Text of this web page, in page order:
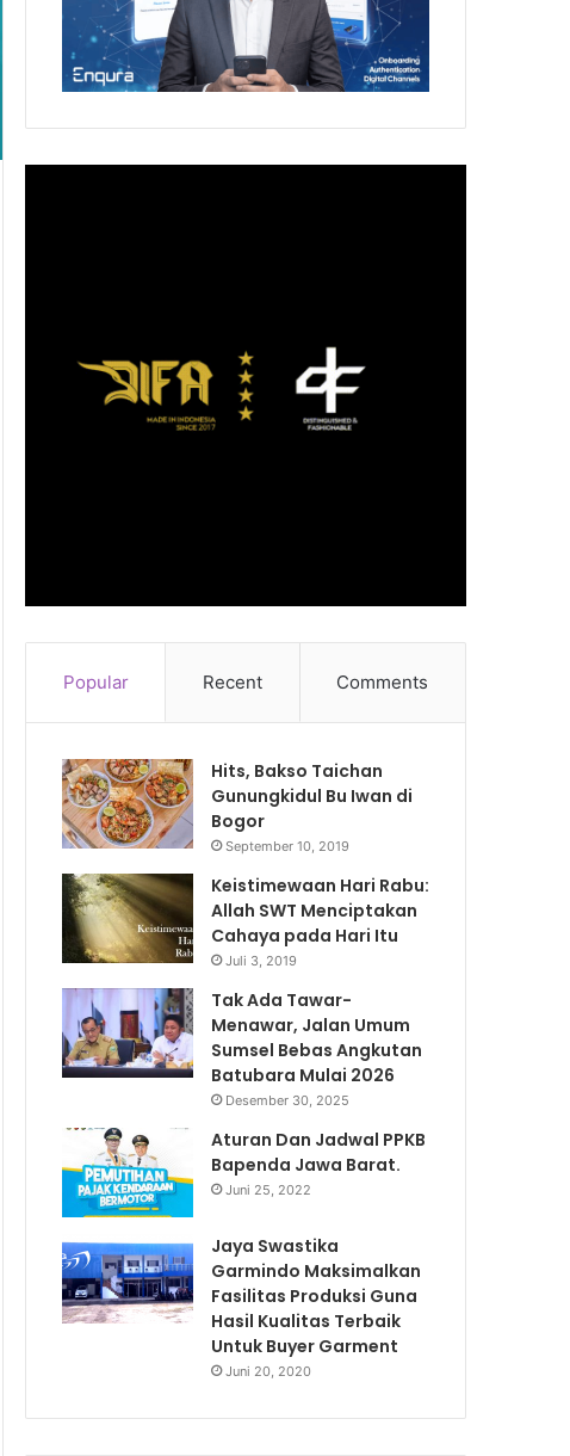
Popular Recent Comments
Hits, Bakso Taichan
Gunungkidul Bu Iwan di
Bogor
September 10, 2019
Keistimewaan Hari Rabu:
Allah SWT Menciptakan
Cahaya pada Hari Itu
Juli 3, 2019
Tak Ada Tawar-
Menawar, Jalan Umum
Sumsel Bebas Angkutan
Batubara Mulai 2026
Desember 30, 2025
Aturan Dan Jadwal PPKB
Bapenda Jawa Barat.
Juni 25, 2022
Jaya Swastika
Garmindo Maksimalkan
Fasilitas Produksi Guna
Hasil Kualitas Terbaik
Untuk Buyer Garment
Juni 20, 2020